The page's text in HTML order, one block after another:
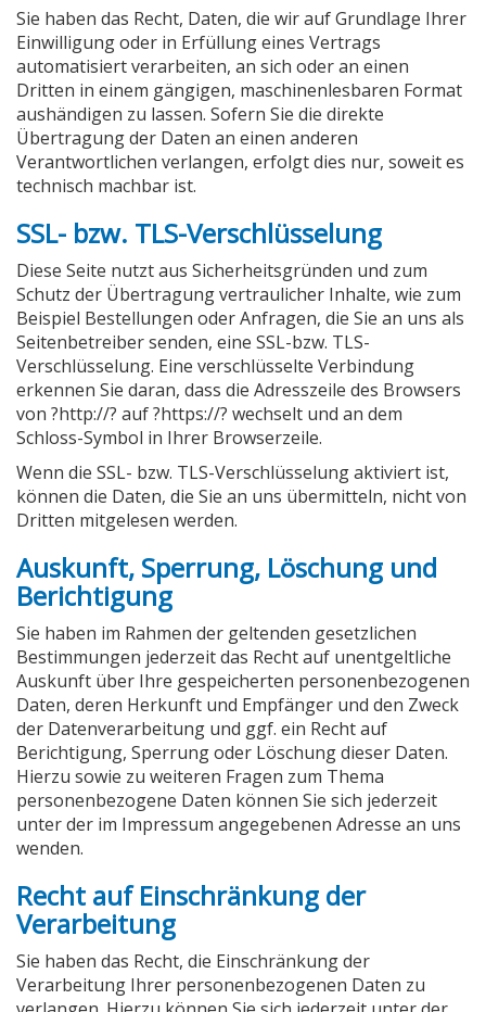
Sie haben das Recht, Daten, die wir auf Grundlage Ihrer
Einwilligung oder in Erfüllung eines Vertrags
automatisiert verarbeiten, an sich oder an einen
Dritten in einem gängigen, maschinenlesbaren Format
aushändigen zu lassen. Sofern Sie die direkte
Übertragung der Daten an einen anderen
Verantwortlichen verlangen, erfolgt dies nur, soweit es
technisch machbar ist.
SSL- bzw. TLS-Verschlüsselung
Diese Seite nutzt aus Sicherheitsgründen und zum
Schutz der Übertragung vertraulicher Inhalte, wie zum
Beispiel Bestellungen oder Anfragen, die Sie an uns als
Seitenbetreiber senden, eine SSL-bzw. TLS-
Verschlüsselung. Eine verschlüsselte Verbindung
erkennen Sie daran, dass die Adresszeile des Browsers
von ?http://? auf ?https://? wechselt und an dem
Schloss-Symbol in Ihrer Browserzeile.
Wenn die SSL- bzw. TLS-Verschlüsselung aktiviert ist,
können die Daten, die Sie an uns übermitteln, nicht von
Dritten mitgelesen werden.
Auskunft, Sperrung, Löschung und
Berichtigung
Sie haben im Rahmen der geltenden gesetzlichen
Bestimmungen jederzeit das Recht auf unentgeltliche
Auskunft über Ihre gespeicherten personenbezogenen
Daten, deren Herkunft und Empfänger und den Zweck
der Datenverarbeitung und ggf. ein Recht auf
Berichtigung, Sperrung oder Löschung dieser Daten.
Hierzu sowie zu weiteren Fragen zum Thema
personenbezogene Daten können Sie sich jederzeit
unter der im Impressum angegebenen Adresse an uns
wenden.
Recht auf Einschränkung der
Verarbeitung
Sie haben das Recht, die Einschränkung der
Verarbeitung Ihrer personenbezogenen Daten zu